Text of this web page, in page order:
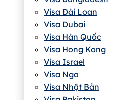
Visa Đài Loan
Visa Dubai
Visa Hàn Quốc
Visa Hong Kong
Visa Israel
Visa Nga
Visa Nhật Bản